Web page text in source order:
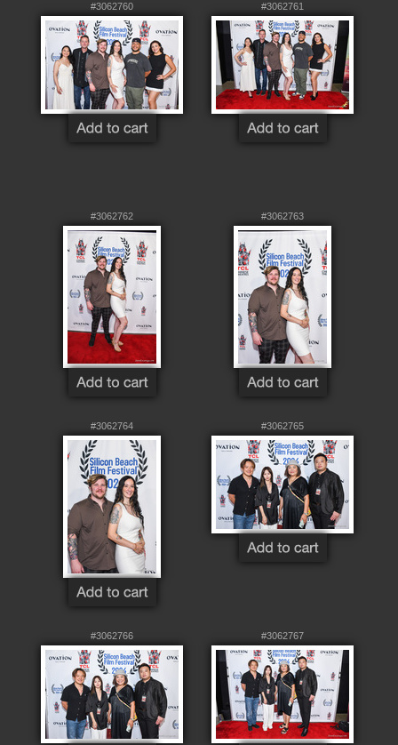
#3062760 #3062761
#3062762 #3062763
#3062764 #3062765
#3062766 #3062767